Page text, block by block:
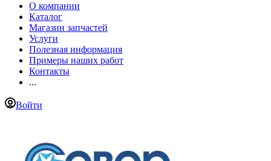
О компании
Каталог
Магазин запчастей
Услуги
Полезная информация
Примеры наших работ
Контакты
...
Войти